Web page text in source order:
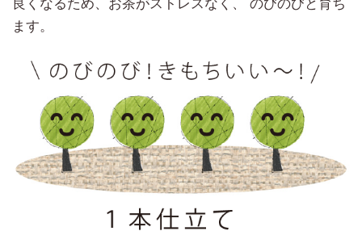
良くなるため、お茶がストレスなく、 のびのびと育ち
ます。